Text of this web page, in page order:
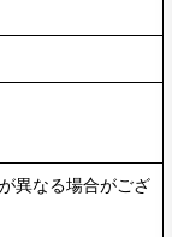
異なる場合がござ